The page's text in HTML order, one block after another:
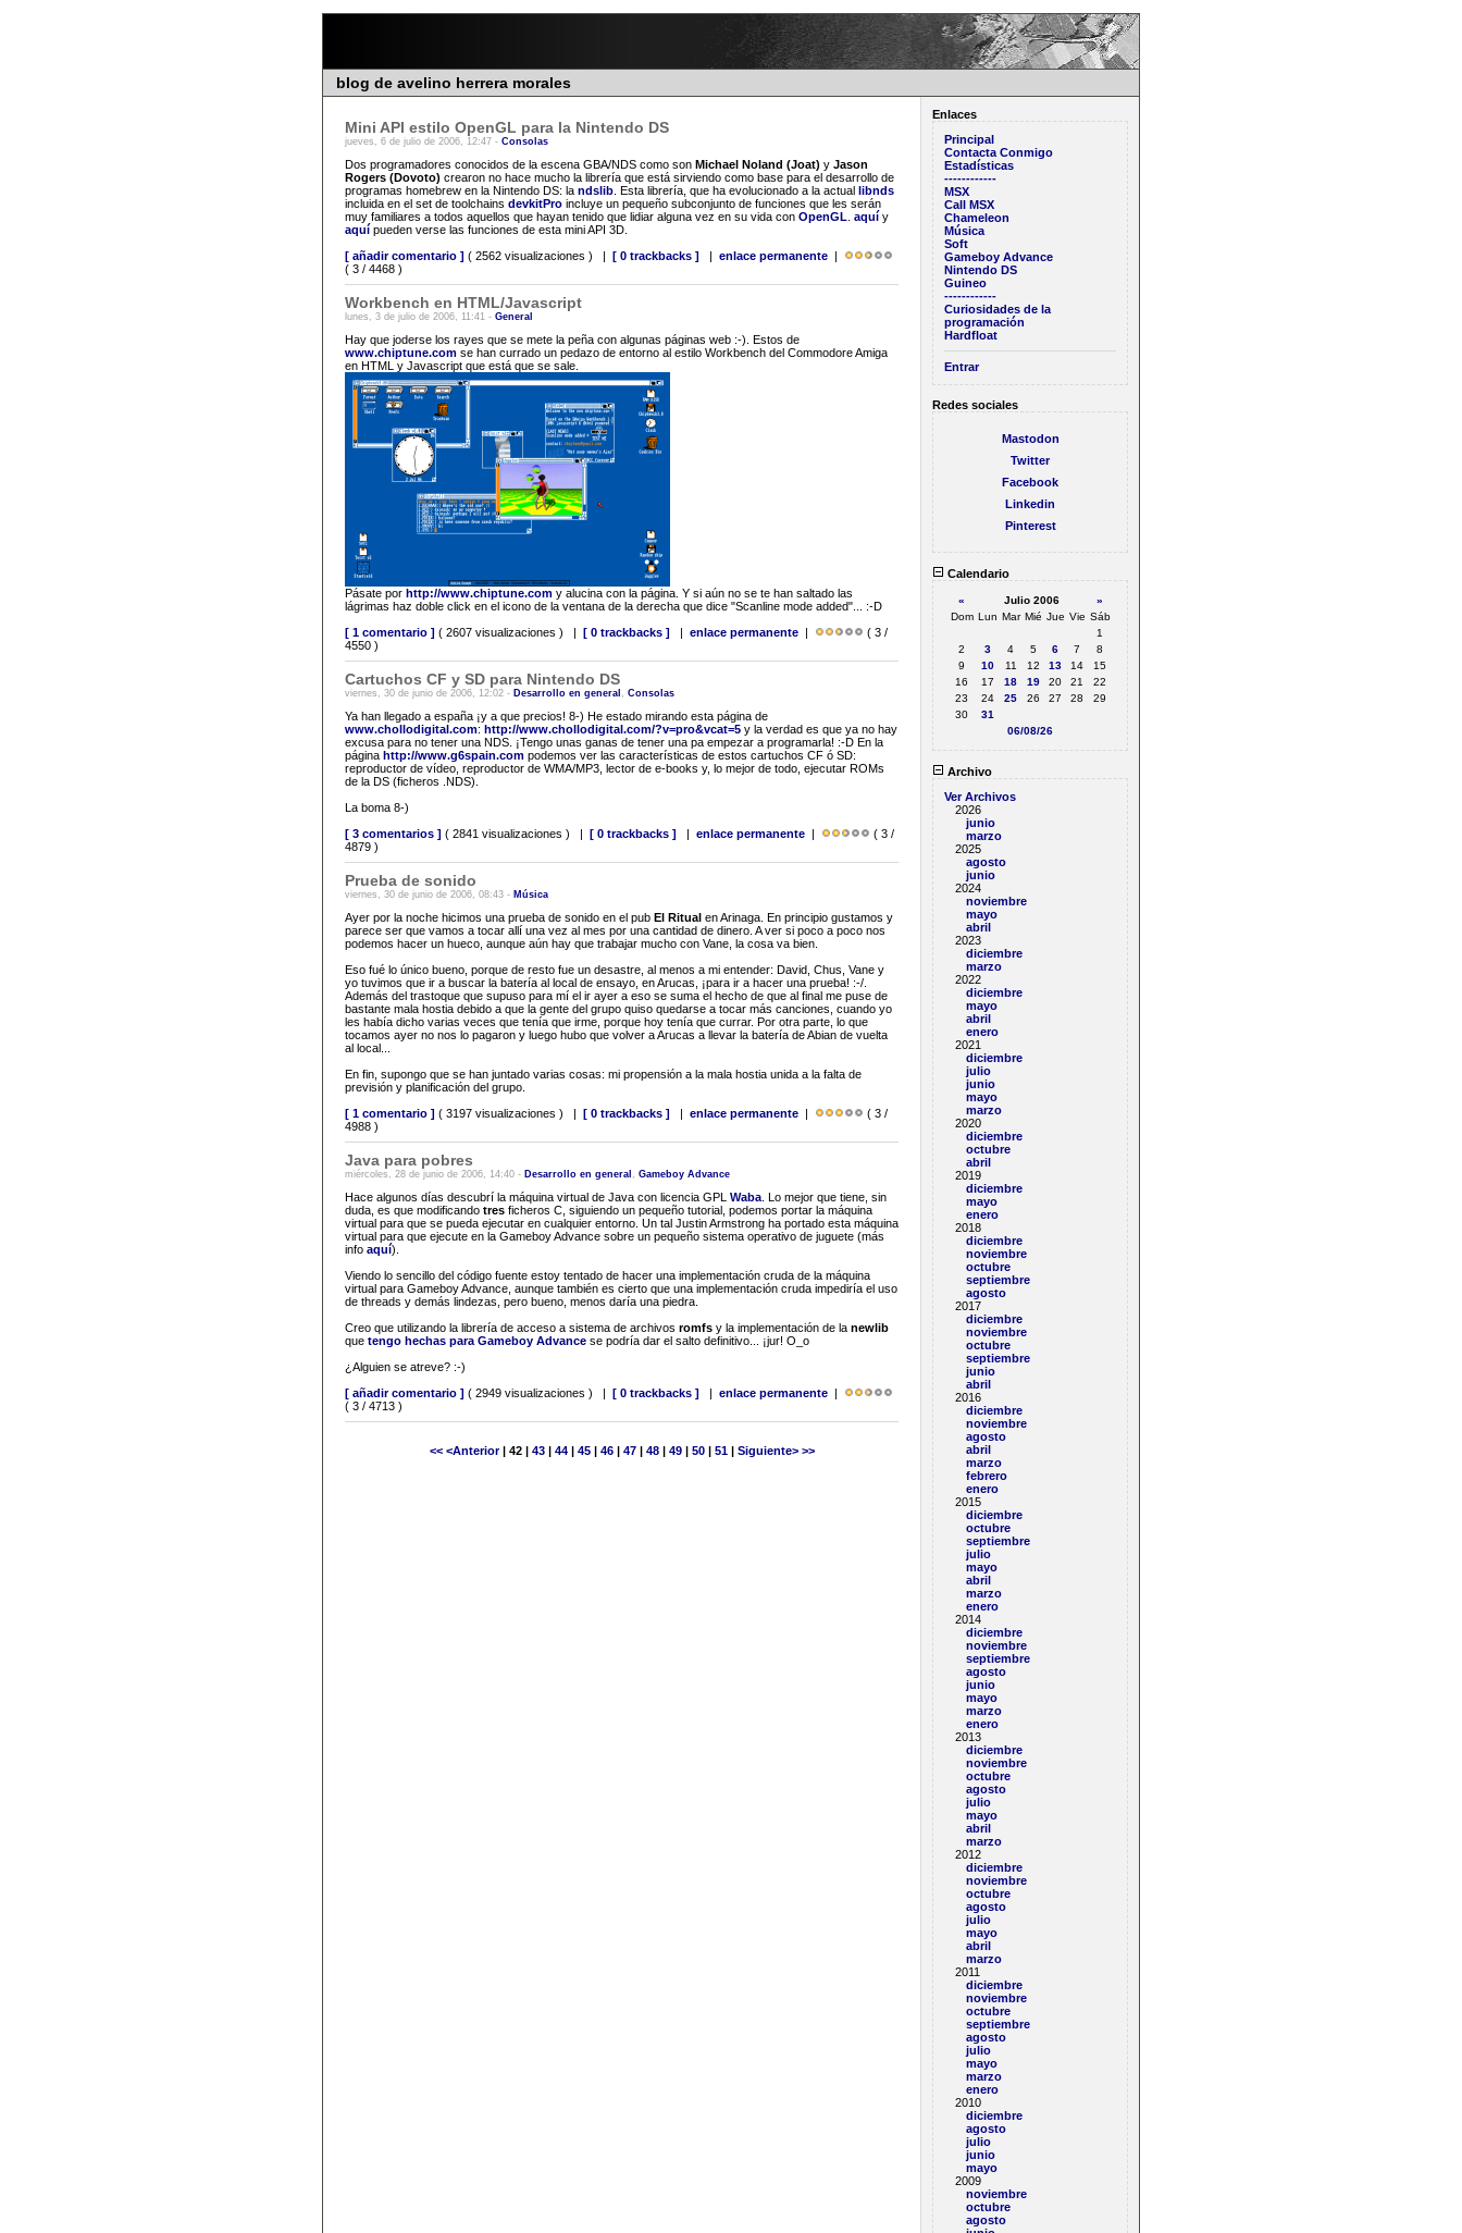
blog de avelino herrera morales
Mini API estilo OpenGL para la Nintendo DS
jueves, 6 de julio de 2006, 12:47 - Consolas
Dos programadores conocidos de la escena GBA/NDS como son Michael Noland (Joat) y Jason
Rogers (Dovoto) crearon no hace mucho la librería que está sirviendo como base para el desarrollo de
programas homebrew en la Nintendo DS: la ndslib . Esta librería, que ha evolucionado a la actual libnds
incluida en el set de toolchains devkitPro incluye un pequeño subconjunto de funciones que les serán
muy familiares a todos aquellos que hayan tenido que lidiar alguna vez en su vida con OpenGL aquí y
aquí pueden verse las funciones de esta mini API 3D.
[ añadir comentario ] ( 2562 visualizaciones ) | [ 0 trackbacks ] | enlace permanente |
( 3 / 4468 )
Workbench en HTML/Javascript
lunes, 3 de julio de 2006, 11:41 - General
Hay que joderse los rayes que se mete la peña con algunas páginas web :-). Estos de
www.chiptune.com se han currado un pedazo de entorno al estilo Workbench del Commodore Amiga
en HTML y Javascript que está que se sale.
Pásate por http://www.chiptune.com y alucina con la página. Y si aún no se te han saltado las
lágrimas haz doble click en el icono de la ventana de la derecha que dice "Scanline mode added"... :-D
[ 1 comentario ] ( 2607 visualizaciones ) | [ 0 trackbacks ] | enlace permanente |
( 3 /
4550 )
Cartuchos CF y SD para Nintendo DS
viernes, 30 de junio de 2006, 12:02 - Desarrollo en general , Consolas
Ya han llegado a españa ¡y a que precios! 8-) He estado mirando esta página de
www.chollodigital.com: http://www.chollodigital.com/?v=pro&vcat=5 y la verdad es que ya no hay
excusa para no tener una NDS. ¡Tengo unas ganas de tener una pa empezar a programarla! :-D En la
página http://www.g6spain.com podemos ver las características de estos cartuchos CF ó SD:
reproductor de vídeo, reproductor de WMA/MP3, lector de e-books y, lo mejor de todo, ejecutar ROMs
de la DS (ficheros .NDS).
La boma 8-)
[ 3 comentarios ] ( 2841 visualizaciones ) | [ 0 trackbacks ] | enlace permanente |
( 3 /
4879 )
Prueba de sonido
viernes, 30 de junio de 2006, 08:43 - Música
Ayer por la noche hicimos una prueba de sonido en el pub El Ritual en Arinaga. En principio gustamos y
parece ser que vamos a tocar allí una vez al mes por una cantidad de dinero. A ver si poco a poco nos
podemos hacer un hueco, aunque aún hay que trabajar mucho con Vane, la cosa va bien.
Eso fué lo único bueno, porque de resto fue un desastre, al menos a mi entender: David, Chus, Vane y
yo tuvimos que ir a buscar la batería al local de ensayo, en Arucas, ¡para ir a hacer una prueba! :-/.
Además del trastoque que supuso para mí el ir ayer a eso se suma el hecho de que al final me puse de
bastante mala hostia debido a que la gente del grupo quiso quedarse a tocar más canciones, cuando yo
les había dicho varias veces que tenía que irme, porque hoy tenía que currar. Por otra parte, lo que
tocamos ayer no nos lo pagaron y luego hubo que volver a Arucas a llevar la batería de Abian de vuelta
al local...
En fin, supongo que se han juntado varias cosas: mi propensión a la mala hostia unida a la falta de
previsión y planificación del grupo.
[ 1 comentario ] ( 3197 visualizaciones ) | [ 0 trackbacks ] | enlace permanente |
( 3 /
4988 )
Java para pobres
miércoles, 28 de junio de 2006, 14:40 - Desarrollo en general , Gameboy Advance
Hace algunos días descubrí la máquina virtual de Java con licencia GPL Waba . Lo mejor que tiene, sin
duda, es que modificando tres ficheros C, siguiendo un pequeño tutorial, podemos portar la máquina
virtual para que se pueda ejecutar en cualquier entorno. Un tal Justin Armstrong ha portado esta máquina
virtual para que ejecute en la Gameboy Advance sobre un pequeño sistema operativo de juguete (más
info aquí).
Viendo lo sencillo del código fuente estoy tentado de hacer una implementación cruda de la máquina
virtual para Gameboy Advance, aunque también es cierto que una implementación cruda impediría el uso
de threads y demás lindezas, pero bueno, menos daría una piedra.
Creo que utilizando la librería de acceso a sistema de archivos romfs y la implementación de la newlib
que tengo hechas para Gameboy Advance se podría dar el salto definitivo... ¡jur! O_o
¿Alguien se atreve? :-)
[ añadir comentario ] ( 2949 visualizaciones ) | [ 0 trackbacks ] | enlace permanente |
( 3 / 4713 )
<< <Anterior| 42 | 43| 44| 45| 46| 47| 48| 49| 50| 51| Siguiente> >>
Enlaces
Principal
Contacta Conmigo
Estadísticas
------------
MSX
Call MSX
Chameleon
Música
Soft
Gameboy Advance
Nintendo DS
Guineo
------------
Curiosidades de la
programación
Hardfloat
Entrar
Redes sociales
Mastodon
Twitter
Facebook
Linkedin
Pinterest
Calendario
« Julio 2006
»
Dom Lun Mar Mié Jue Vie Sáb
1
2
3 4 5 6 7
8
9
10 11 12 13 14
15
16
17 18 19 20 21
22
23
24 25 26 27 28
29
30
31
06/08/26
Archivo
Ver Archivos
2026
junio
marzo
2025
agosto
junio
2024
noviembre
mayo
abril
2023
diciembre
marzo
2022
diciembre
mayo
abril
enero
2021
diciembre
julio
junio
mayo
marzo
2020
diciembre
octubre
abril
2019
diciembre
mayo
enero
2018
diciembre
noviembre
octubre
septiembre
agosto
2017
diciembre
noviembre
octubre
septiembre
junio
abril
2016
diciembre
noviembre
agosto
abril
marzo
febrero
enero
2015
diciembre
octubre
septiembre
julio
mayo
abril
marzo
enero
2014
diciembre
noviembre
septiembre
agosto
junio
mayo
marzo
enero
2013
diciembre
noviembre
octubre
agosto
julio
mayo
abril
marzo
2012
diciembre
noviembre
octubre
agosto
julio
mayo
abril
marzo
2011
diciembre
noviembre
octubre
septiembre
agosto
julio
mayo
marzo
enero
2010
diciembre
agosto
julio
junio
mayo
2009
noviembre
octubre
agosto